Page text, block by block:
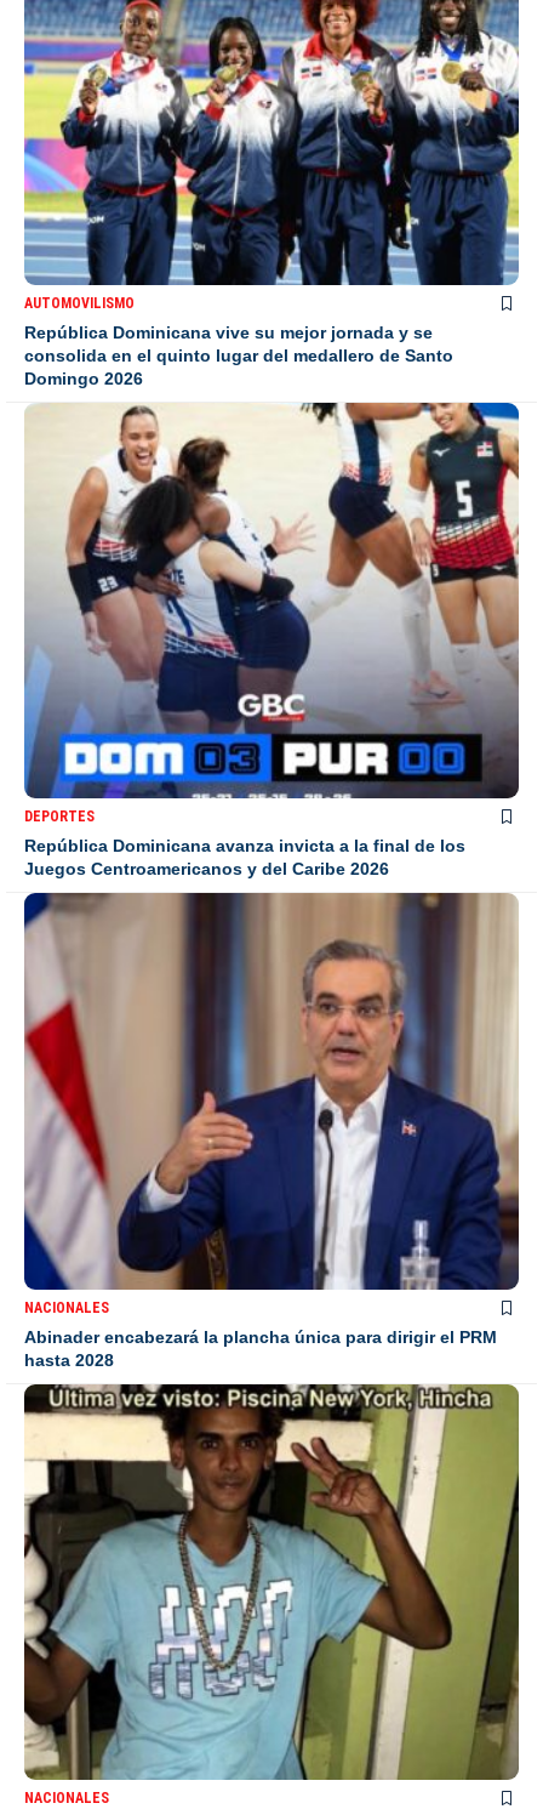
AUTOMOVILISMO
República Dominicana vive su mejor jornada y se
consolida en el quinto lugar del medallero de Santo
Domingo 2026
DEPORTES
República Dominicana avanza invicta a la final de los
Juegos Centroamericanos y del Caribe 2026
NACIONALES
Abinader encabezará la plancha única para dirigir el PRM
hasta 2028
NACIONALES